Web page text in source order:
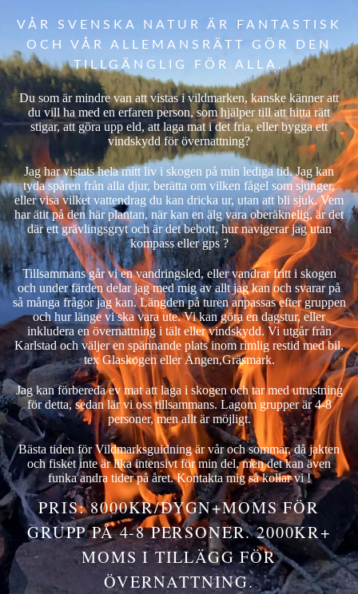
VÅR SVENSKA NATUR ÄR FANTASTISK
OCH VÅR ALLEMANSRÄTT GÖR DEN
TILLGÄNGLIG FÖR ALLA.
Du som är mindre van att vistas i vildmarken, kanske känner att
du vill ha med en erfaren person, som hjälper till att hitta rätt
stigar, att göra upp eld, att laga mat i det fria, eller bygga ett
vindskydd för övernattning?
Jag har vistats hela mitt liv i skogen på min lediga tid. Jag kan
tyda spåren från alla djur, berätta om vilken fågel som sjunger,
eller visa vilket vattendrag du kan dricka ur, utan att bli sjuk. Vem
har ätit på den här plantan, när kan en älg vara oberäknelig, är det
där ett grävlingsgryt och är det bebott, hur navigerar jag utan
kompass eller gps ?
Tillsammans går vi en vandringsled, eller vandrar fritt i skogen
och under färden delar jag med mig av allt jag kan och svarar på
så många frågor jag kan. Längden på turen anpassas efter gruppen
och hur länge vi ska vara ute. Vi kan göra en dagstur, eller
inkludera en övernattning i tält eller vindskydd. Vi utgår från
Karlstad och väljer en spännande plats inom rimlig restid med bil,
tex Glaskogen eller Ängen,Gräsmark.
Jag kan förbereda ev mat att laga i skogen och tar med utrustning
för detta, sedan lär vi oss tillsammans. Lagom grupper är 4-8
personer, men allt är möjligt.
Bästa tiden för Vildmarksguidning är vår och sommar, då jakten
och fisket inte är lika intensivt för min del, men det kan även
funka andra tider på året. Kontakta mig så kollar vi !
PRIS: 8000KR/DYGN+MOMS FÖR
GRUPP PÅ 4-8 PERSONER. 2000KR+
MOMS I TILLÄGG FÖR
ÖVERNATTNING.